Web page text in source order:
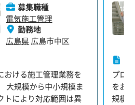
募集職種
電気施工管理
勤務地
広島県 広島市中区
おける施工管理業務を
大規模から中小規模ま
トにより対応範囲は異
プロ
をお任せし
規模